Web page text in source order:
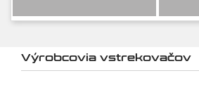
Výrobcovia vstrekovačov